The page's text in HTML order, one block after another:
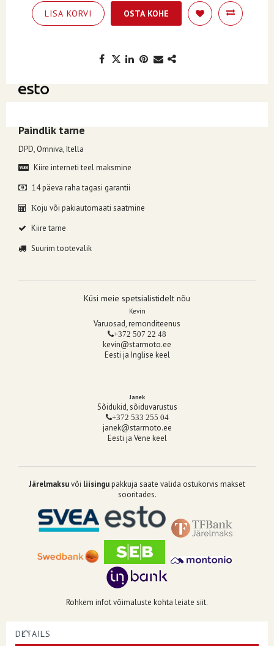
LISA KORVI OSTA KOHE
Paindlik tarne
DPD, Omniva, Itella
Kiire interneti teel maksmine
14 päeva raha tagasi garantii
Koju või pakiautomaati saatmine
Kiire tarne
Suurim tootevalik
Küsi meie spetsialistidelt nõu
Kevin
Varuosad, remonditeenus
+372 507 22 48
kevin@starmoto.ee
Eesti ja Inglise keel
Janek
Sõidukid, sõiduvarustus
+372 533 255 04
janek@starmoto.ee
Eesti ja Vene keel
Järelmaksuvõi liisingupakkuja saate valida ostukorvis makset
sooritades.
Rohkem infot võimaluste kohta leiate siit.
DETAILS